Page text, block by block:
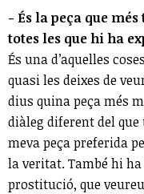
- És la peça que
totes les que hi ha
És una d’aquelles
quasi les deixes de
dius quina peça més
diàleg diferent del
meva peça preferida
la veritat. També hi
prostitució, que